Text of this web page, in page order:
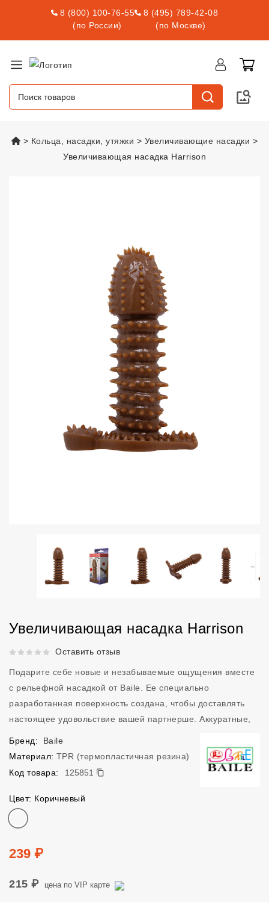
8 (800) 100-76-55
(по России)
8 (495) 789-42-08
(по Москве)
vsexshop.ru
Кольца, насадки, утяжки
Увеличивающие насадки
Увеличивающая насадка Harrison
Увеличивающая насадка Harrison
Рейтинг 5 из 5.Оставить отзыв
Подарите себе новые и незабываемые ощущения вместе
с рельефной насадкой от Baile. Ее специально
разработанная поверхность создана, чтобы доставлять
настоящее удовольствие вашей партнерше. Аккуратные,
Бренд:
Baile
Материал: TPR (термопластичная резина)
Код товара:
125851
125851
Цвет: Коричневый
Цвет
Цена
239 ₽
215 ₽ цена по VIP карте